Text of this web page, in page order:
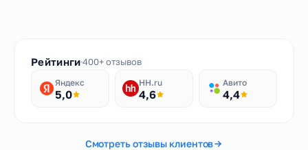
Рейтинги400+ отзывов
Яндекс
5,0
HH.ru
4,6
Авито
4,4
Смотреть отзывы клиентов